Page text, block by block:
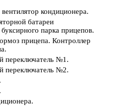
кондиционера.
батареи
парка прицепов.
прицепа. Контроллер
переключатель №1.
переключатель №2.